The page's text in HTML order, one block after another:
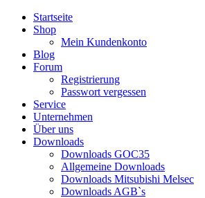
Startseite
Shop
Mein Kundenkonto
Blog
Forum
Registrierung
Passwort vergessen
Service
Unternehmen
Über uns
Downloads
Downloads GOC35
Allgemeine Downloads
Downloads Mitsubishi Melsec
Downloads AGB`s